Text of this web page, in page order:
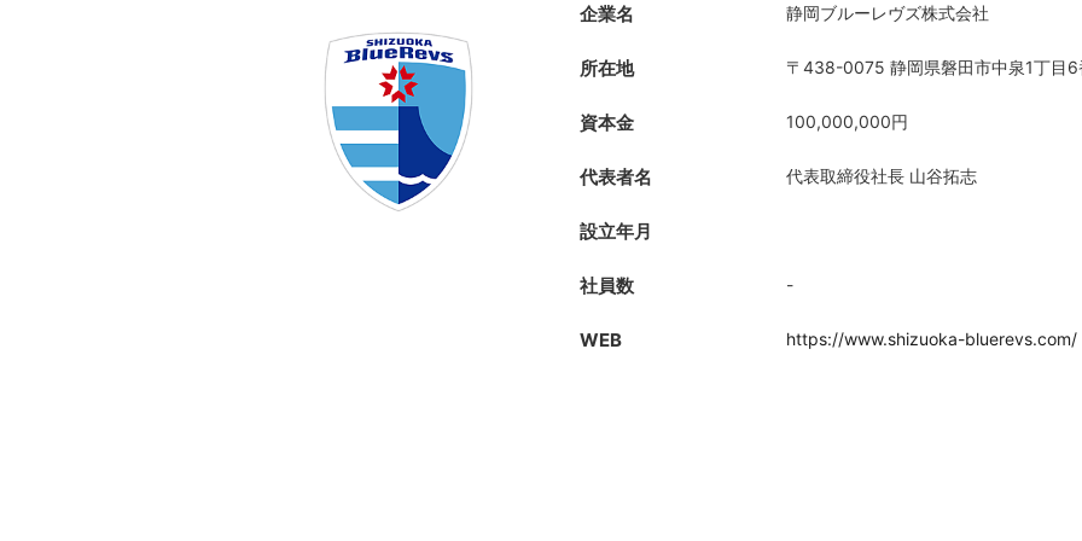
企業名 静岡ブルーレヴズ株式会社
所在地 〒438-0075 静岡県磐田市中泉1丁目6
資本金 100,000,000円
代表者名 代表取締役社長 山谷拓志
設立年月
社員数 -
WEB https://www.shizuoka-bluerevs.com/